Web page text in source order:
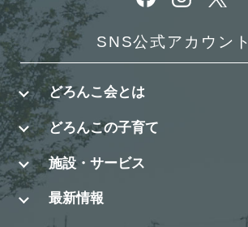
SNS公式アカウント
どろんこ会とは
どろんこの子育て
施設・サービス
最新情報